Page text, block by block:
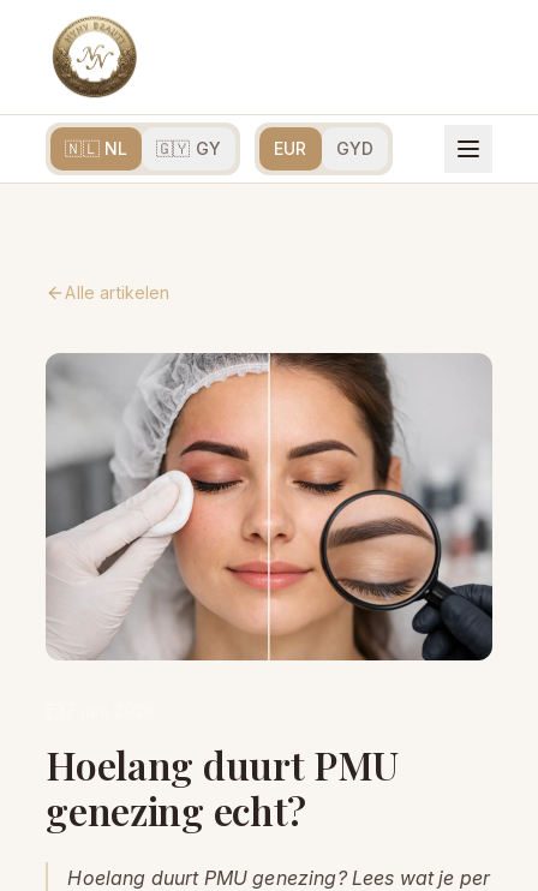
🇳🇱 NL 🇬🇾 GY EUR GYD
Alle artikelen
Hoelang duurt PMU
genezing echt?
Hoelang duurt PMU genezing? Lees wat je per